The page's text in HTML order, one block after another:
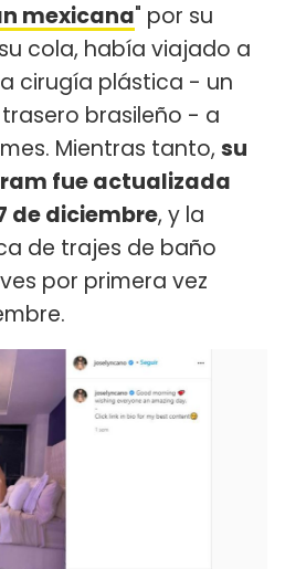
mexicana" por su
cola, había viajado a
cirugía plástica - un
brasileño - a
Mientras tanto, su
fue actualizada
de diciembre, y la
de trajes de baño
por primera vez